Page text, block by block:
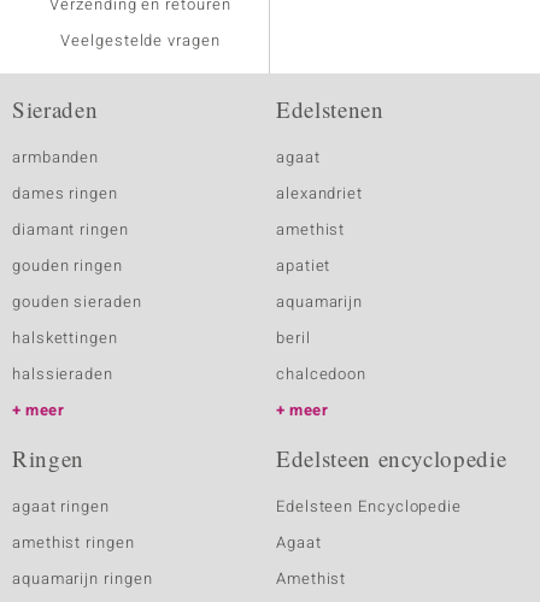
Veelgestelde vragen
Sieraden
armbanden
dames ringen
diamant ringen
gouden ringen
gouden sieraden
halskettingen
halssieraden
meer
Edelstenen
agaat
alexandriet
amethist
apatiet
aquamarijn
beril
chalcedoon
meer
Ringen
agaat ringen
amethist ringen
aquamarijn ringen
Edelsteen encyclopedie
Edelsteen Encyclopedie
Agaat
Amethist